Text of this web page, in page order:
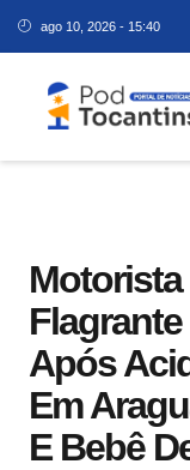
ago 10, 2026 - 15:40
Motorista
Após
Em
E Bebê